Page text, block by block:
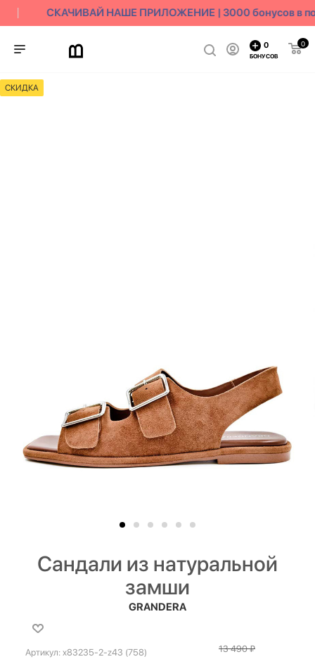
СКАЧИВАЙ НАШЕ ПРИЛОЖЕНИЕ | 3000 бонусов в
0
0
БОНУСОВ
СКИДКА
Сандали из натуральной
замши
GRANDERA
Артикул: x83235-2-z43 (758) 13 490₽